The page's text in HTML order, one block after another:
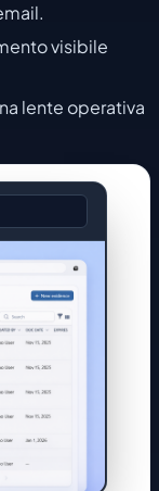
visibile
lente operativa